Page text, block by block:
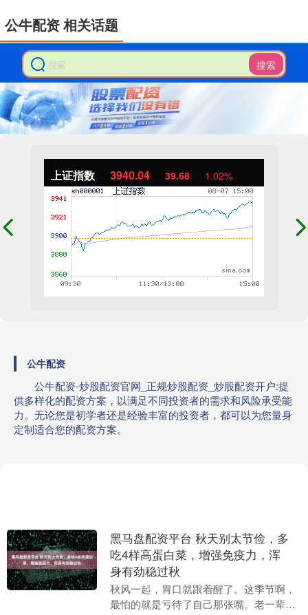
搜索
上证指数 3940.04 39.68 1.02%
公牛配资
公牛配资-炒股配资官网_正规炒股配资_炒股配资开户:提
供多样化的配资方案，以满足不同投资者的需求和风险承受能
力。无论您是初学者还是经验丰富的投资者，都可以为您量身
定制适合您的配资方案。
公牛配资 相关话题
黑马盘配资平台 秋天别太节俭，多
吃4样高蛋白菜，增强免疫力，浑
身有劲稳过秋
秋风一起，胃口就跟着醒了。这季节啊，
最怕的就是亏待了自己那张嘴。老一辈总